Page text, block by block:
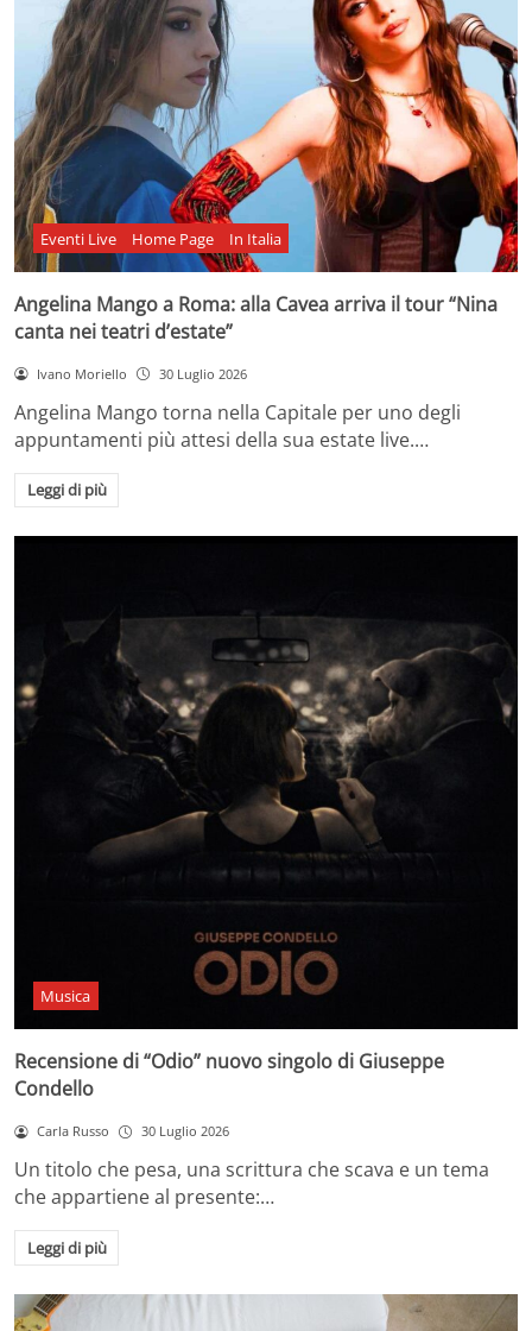
Eventi Live Home Page In Italia
Angelina Mango a Roma: alla Cavea arriva il tour “Nina
canta nei teatri d’estate”
Ivano Moriello 30 Luglio 2026
Angelina Mango torna nella Capitale per uno degli
appuntamenti più attesi della sua estate live.…
Leggi di più
Musica
Recensione di “Odio” nuovo singolo di Giuseppe
Condello
Carla Russo 30 Luglio 2026
Un titolo che pesa, una scrittura che scava e un tema
che appartiene al presente:…
Leggi di più